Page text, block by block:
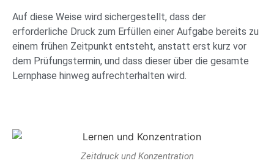
Auf diese Weise wird sichergestellt, dass der
erforderliche Druck zum Erfüllen einer Aufgabe bereits zu
einem frühen Zeitpunkt entsteht, anstatt erst kurz vor
dem Prüfungstermin, und dass dieser über die gesamte
Lernphase hinweg aufrechterhalten wird.
Zeitdruck und Konzentration